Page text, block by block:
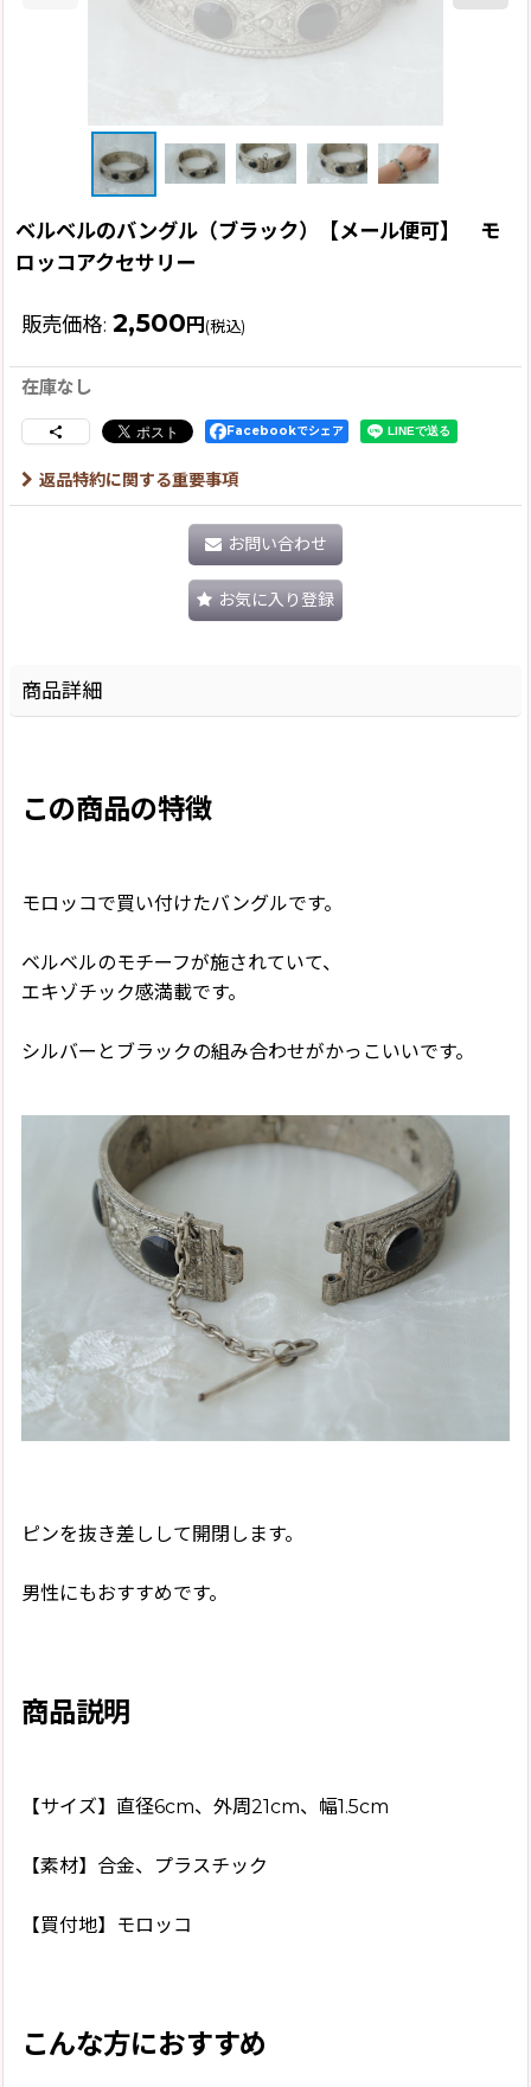
ベルベルのバングル（ブラック）【メール便可】 モ
ロッコアクセサリー
販売価格: 2,500円(税込)
在庫なし
Facebookでシェア
返品特約に関する重要事項
お問い合わせ
お気に入り登録
商品詳細
この商品の特徴
モロッコで買い付けたバングルです。
ベルベルのモチーフが施されていて、
エキゾチック感満載です。
シルバーとブラックの組み合わせがかっこいいです。
ピンを抜き差しして開閉します。
男性にもおすすめです。
商品説明
【サイズ】直径6cm、外周21cm、幅1.5cm
【素材】合金、プラスチック
【買付地】モロッコ
こんな方におすすめ